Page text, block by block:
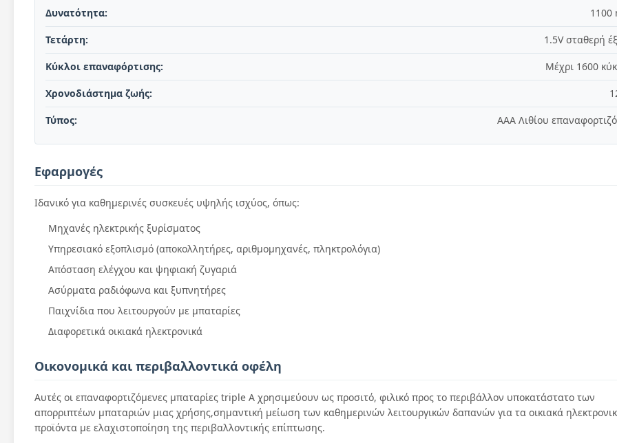
Δυνατότητα: 1100
Τετάρτη: 1.5V σταθερή
Κύκλοι επαναφόρτισης: Μέχρι 1600
Χρονοδιάστημα ζωής:
Τύπος: AAA Λιθίου
Εφαρμογές
Ιδανικό για καθημερινές συσκευές υψηλής ισχύος, όπως:
Μηχανές ηλεκτρικής ξυρίσματος
Υπηρεσιακό εξοπλισμό (αποκολλητήρες, αριθμομηχανές, πληκτρολόγια)
Απόσταση ελέγχου και ψηφιακή ζυγαριά
Ασύρματα ραδιόφωνα και ξυπνητήρες
Παιχνίδια που λειτουργούν με μπαταρίες
Διαφορετικά οικιακά ηλεκτρονικά
Οικονομικά και περιβαλλοντικά οφέλη
Αυτές οι επαναφορτιζόμενες μπαταρίες triple A χρησιμεύουν ως προσιτό, φιλικό προς το περιβάλλον υποκατάστατο των
απορριπτέων μπαταριών μιας χρήσης,σημαντική μείωση των καθημερινών λειτουργικών δαπανών για τα οικιακά
προϊόντα με ελαχιστοποίηση της περιβαλλοντικής επίπτωσης.